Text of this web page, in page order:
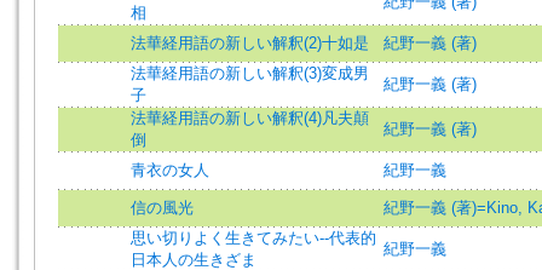
相
法華経用語の新しい解釈(2)十如是
紀野一義 (著)
法華経用語の新しい解釈(3)変成男
子
紀野一義 (著)
法華経用語の新しい解釈(4)凡夫顛
倒
紀野一義 (著)
青衣の女人 紀野一義
信の風光
紀野一義 (著)=Kino,
思い切りよく生きてみたい--代表的
日本人の生きざま
紀野一義